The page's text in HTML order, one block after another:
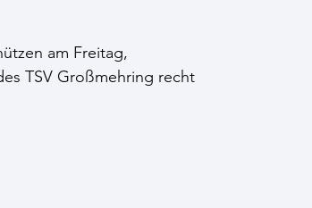
am Freitag,
TSV Großmehring recht